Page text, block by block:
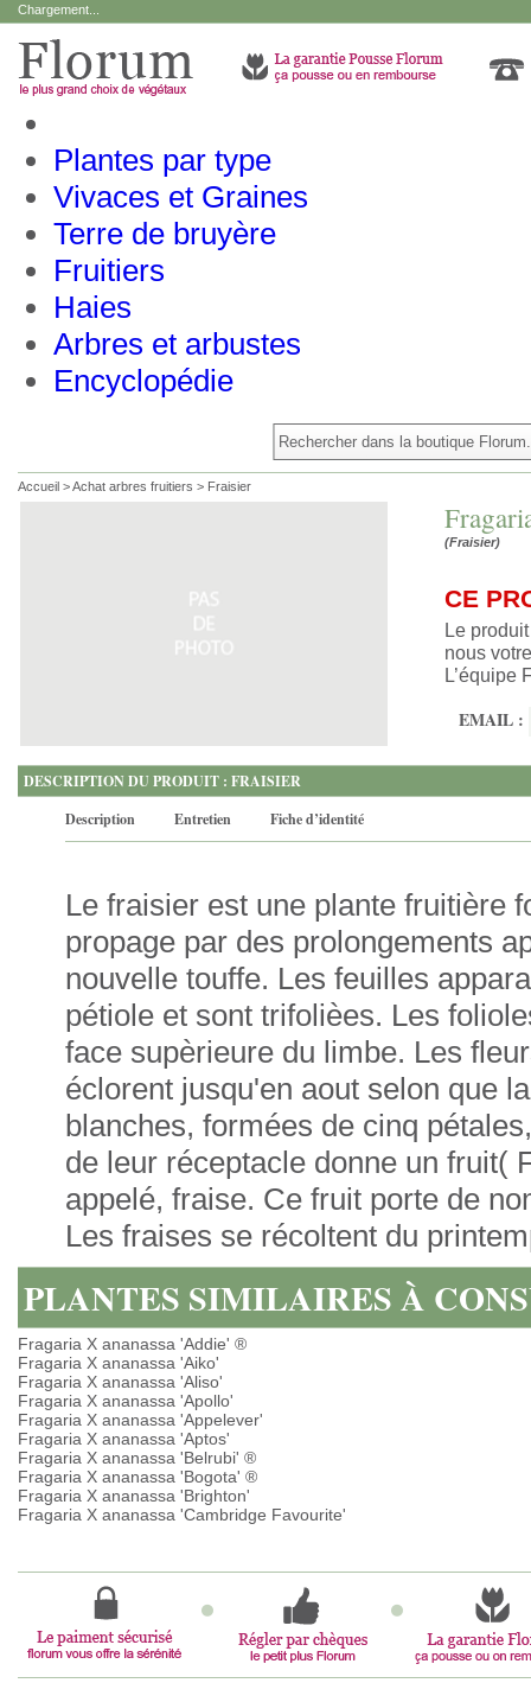
Chargement...
Plantes par type
Vivaces et Graines
Terre de bruyère
Fruitiers
Haies
Arbres et arbustes
Encyclopédie
Accueil >Achat arbres fruitiers > Fraisier
(Fraisier)
CE
Le
nous
L’équipe
EMAIL :
DESCRIPTION DU PRODUIT : FRAISIER
Description
Entretien Fiche d’identité
Le fraisier est une plante fruitière
propage par des prolongements
nouvelle touffe. Les feuilles
pétiole et sont trifolièes. Les
face supèrieure du limbe. Les
éclorent jusqu'en aout selon que
blanches, formées de cinq
de leur réceptacle donne un fruit(
appelé, fraise. Ce fruit porte de
Les fraises se récoltent du
PLANTES SIMILAIRES À
Fragaria X ananassa 'Addie' ®
Fragaria X ananassa 'Aiko'
Fragaria X ananassa 'Aliso'
Fragaria X ananassa 'Apollo'
Fragaria X ananassa 'Appelever'
Fragaria X ananassa 'Aptos'
Fragaria X ananassa 'Belrubi' ®
Fragaria X ananassa 'Bogota' ®
Fragaria X ananassa 'Brighton'
Fragaria X ananassa 'Cambridge Favourite'